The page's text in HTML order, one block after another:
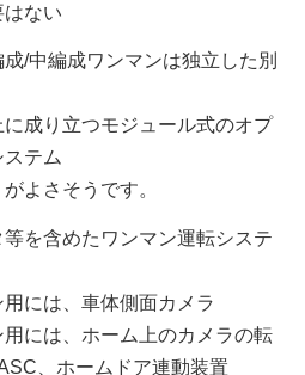
はない
/中編成ワンマンは独立した別
成り立つモジュール式のオプ
テム
よさそうです。
を含めたワンマン運転システ
には、車体側面カメラ
には、ホーム上のカメラの転
、ホームドア連動装置